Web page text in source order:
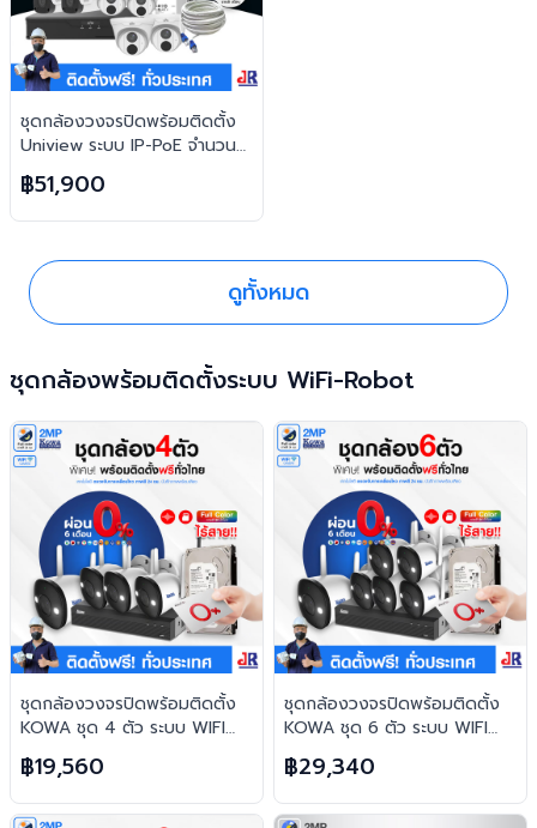
ชุดกล้องวงจรปิดพร้อมติดตั้ง
Uniview ระบบ IP-PoE จำนวน
10 ตัว ความคมชัด 3MP บันทึก
ภาพพร้อมเสียง
฿51,900
ดูทั้งหมด
ชุดกล้องพร้อมติดตั้งระบบ WiFi-Robot
ชุดกล้องวงจรปิดพร้อมติดตั้ง
KOWA ชุด 4 ตัว ระบบ WIFI
2ล้านพิกเซล ภาพสี 24 ชม.
บันทึกภาพพร้อมเสียง
฿19,560
ชุดกล้องวงจรปิดพร้อมติดตั้ง
KOWA ชุด 6 ตัว ระบบ WIFI
2ล้านพิกเซล ภาพสี 24 ชม.
บันทึกภาพพร้อมเสียง
฿29,340